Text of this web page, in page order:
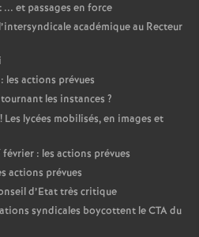
et passages en force
académique au Recteur
les actions prévues
les instances ?
! Les lycées mobilisés, en images et
février : les actions prévues
actions prévues
d’Etat très critique
syndicales boycottent le CTA du